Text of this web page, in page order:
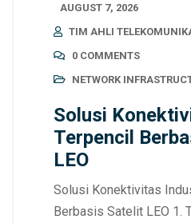
AUGUST 7, 2026
TIM AHLI
0 COMMENTS
NETWORK
Solusi
Terpencil
LEO
Solusi Konektivitas
Berbasis Satelit LEO 1.